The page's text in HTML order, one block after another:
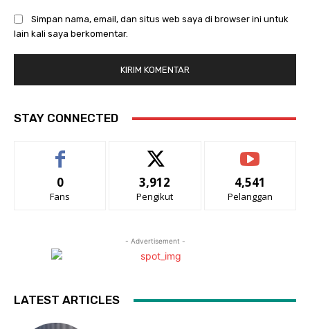
Simpan nama, email, dan situs web saya di browser ini untuk
lain kali saya berkomentar.
STAY CONNECTED
0
Fans
3,912
Pengikut
4,541
Pelanggan
- Advertisement -
LATEST ARTICLES